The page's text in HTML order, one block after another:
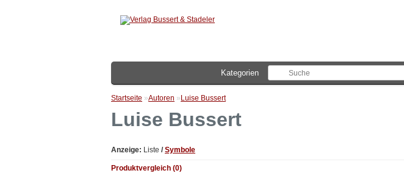
Kategorien
Startseite »Autoren » Luise Bussert
Luise Bussert
Anzeige: Liste / Symbole
Produktvergleich (0)